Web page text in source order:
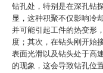
钻孔处，特别是在深孔钻
显，这种积聚不仅影响冷
并可能引起工件的热变形
度；其次，在钻头刚开始
表面光滑以及钻头处于高
的现象，这会导致钻孔位